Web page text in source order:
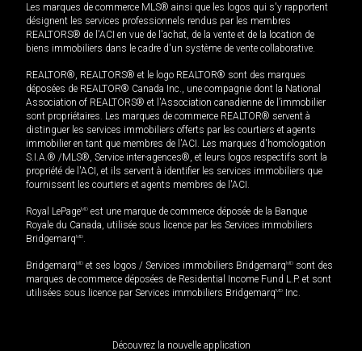
Les marques de commerce MLS® ainsi que les logos qui s'y rapportent
désignent les services professionnels rendus par les membres
REALTORS® de l'ACI en vue de l'achat, de la vente et de la location de
biens immobiliers dans le cadre d'un système de vente collaborative.
REALTOR®, REALTORS® et le logo REALTOR® sont des marques
déposées de REALTOR® Canada Inc., une compagnie dont la National
Association of REALTORS® et l'Association canadienne de l’immobilier
sont propriétaires. Les marques de commerce REALTOR® servent à
distinguer les services immobiliers offerts par les courtiers et agents
immobilier en tant que membres de l'ACI. Les marques d'homologation
S.I.A.® /MLS®, Service inter-agences®, et leurs logos respectifs sont la
propriété de l'ACI, et ils servent à identifier les services immobiliers que
fournissent les courtiers et agents membres de l'ACI.
Royal LePageMD est une marque de commerce déposée de la Banque
Royale du Canada, utilisée sous licence par les Services immobiliers
BridgemarqMD.
BridgemarqMD et ses logos / Services immobiliers BridgemarqMD sont des
marques de commerce déposées de Residential Income Fund L.P. et sont
utilisées sous licence par Services immobiliers BridgemarqMD Inc.
Découvrez la nouvelle application